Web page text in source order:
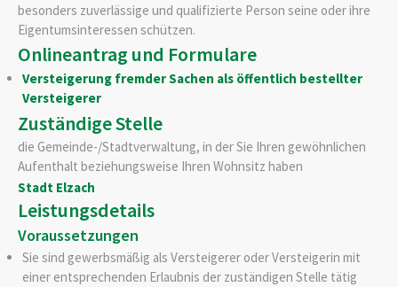
besonders zuverlässige und qualifizierte Person seine oder ihre
Eigentumsinteressen schützen.
Onlineantrag und Formulare
Versteigerung fremder Sachen als öffentlich bestellter
Versteigerer
Zuständige Stelle
die Gemeinde-/Stadtverwaltung, in der Sie Ihren gewöhnlichen
Aufenthalt beziehungsweise Ihren Wohnsitz haben
Stadt Elzach
Leistungsdetails
Voraussetzungen
Sie sind gewerbsmäßig als Versteigerer oder Versteigerin mit
einer entsprechenden Erlaubnis der zuständigen Stelle tätig